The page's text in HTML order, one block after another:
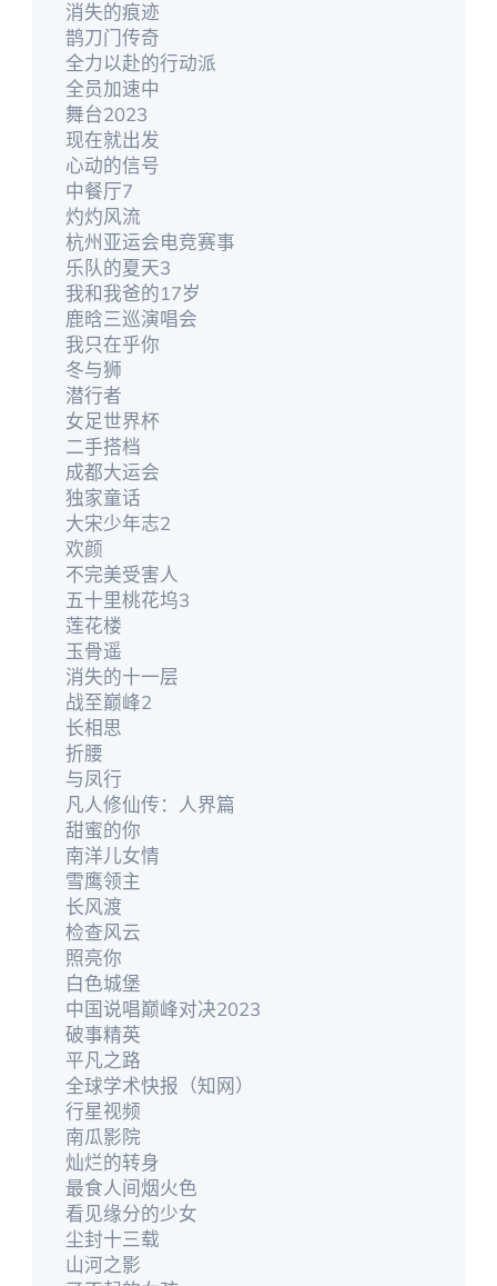
消失的痕迹
鹊刀门传奇
全力以赴的行动派
全员加速中
舞台2023
现在就出发
心动的信号
中餐厅7
灼灼风流
杭州亚运会电竞赛事
乐队的夏天3
我和我爸的17岁
鹿晗三巡演唱会
我只在乎你
冬与狮
潜行者
女足世界杯
二手搭档
成都大运会
独家童话
大宋少年志2
欢颜
不完美受害人
五十里桃花坞3
莲花楼
玉骨遥
消失的十一层
战至巅峰2
长相思
折腰
与凤行
凡人修仙传：人界篇
甜蜜的你
南洋儿女情
雪鹰领主
长风渡
检查风云
照亮你
白色城堡
中国说唱巅峰对决2023
破事精英
平凡之路
全球学术快报（知网）
行星视频
南瓜影院
灿烂的转身
最食人间烟火色
看见缘分的少女
尘封十三载
山河之影